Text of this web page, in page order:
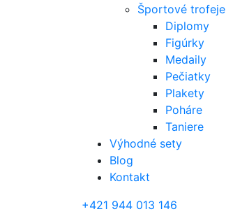
Športové trofeje
Diplomy
Figúrky
Medaily
Pečiatky
Plakety
Poháre
Taniere
Výhodné sety
Blog
Kontakt
+421 944 013 146